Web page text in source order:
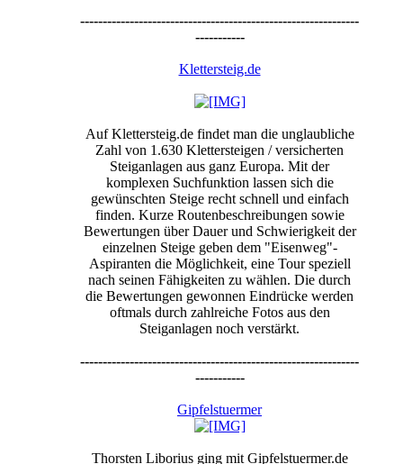
--------------------------------------------------------------
-----------
Klettersteig.de
Auf Klettersteig.de findet man die unglaubliche
Zahl von 1.630 Klettersteigen / versicherten
Steiganlagen aus ganz Europa. Mit der
komplexen Suchfunktion lassen sich die
gewünschten Steige recht schnell und einfach
finden. Kurze Routenbeschreibungen sowie
Bewertungen über Dauer und Schwierigkeit der
einzelnen Steige geben dem "Eisenweg"-
Aspiranten die Möglichkeit, eine Tour speziell
nach seinen Fähigkeiten zu wählen. Die durch
die Bewertungen gewonnen Eindrücke werden
oftmals durch zahlreiche Fotos aus den
Steiganlagen noch verstärkt.
--------------------------------------------------------------
-----------
Gipfelstuermer
Thorsten Liborius ging mit Gipfelstuermer.de